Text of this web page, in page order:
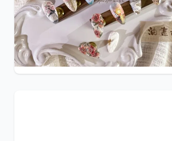
學了一堆技法卻沒有美感可以搭配款式
款油畫款式，還會教妳如何培養美感與
Mika